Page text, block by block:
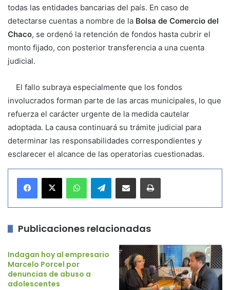
todas las entidades bancarias del país. En caso de
detectarse cuentas a nombre de la Bolsa de Comercio del
Chaco, se ordenó la retención de fondos hasta cubrir el
monto fijado, con posterior transferencia a una cuenta
judicial.
El fallo subraya especialmente que los fondos
involucrados forman parte de las arcas municipales, lo que
refuerza el carácter urgente de la medida cautelar
adoptada. La causa continuará su trámite judicial para
determinar las responsabilidades correspondientes y
esclarecer el alcance de las operatorias cuestionadas.
Telegram
Publicaciones relacionadas
Indagan hoy al empresario
Marcelo Porcel por
denuncias de abuso a
adolescentes